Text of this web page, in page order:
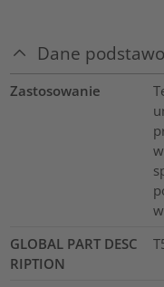
Dane
Zastosowanie
GLOBAL PART DESC
RIPTION